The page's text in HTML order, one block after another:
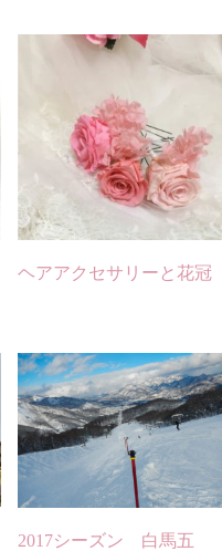
ヘアアクセサリーと花冠
2017シーズン 白馬五